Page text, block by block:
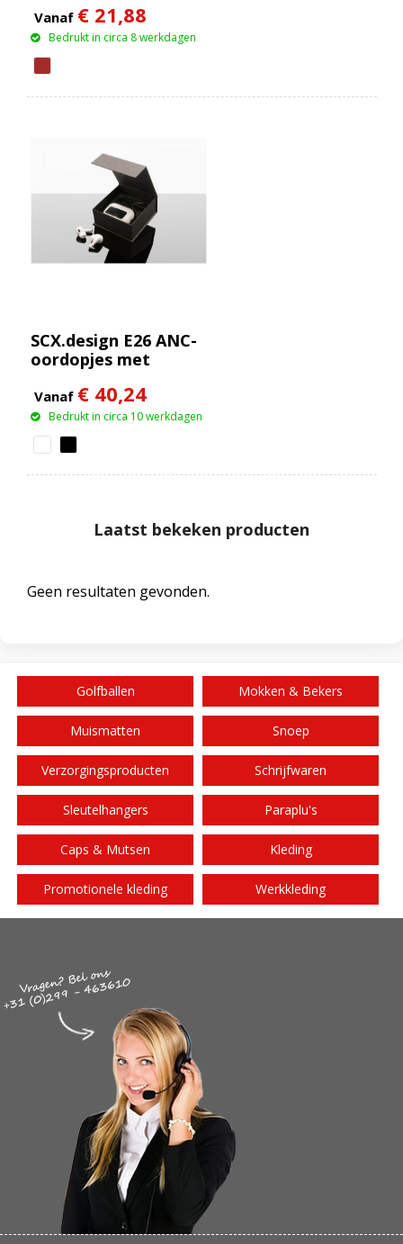
Vanaf € 21,88
Bedrukt in circa 8 werkdagen
SCX.design E26 ANC-
oordopjes met
interactief
touchscreen
Vanaf € 40,24
Bedrukt in circa 10 werkdagen
Laatst bekeken producten
Geen resultaten gevonden.
Golfballen Mokken & Bekers
Muismatten Snoep
Verzorgingsproducten Schrijfwaren
Sleutelhangers Paraplu's
Caps & Mutsen Kleding
Promotionele kleding Werkkleding